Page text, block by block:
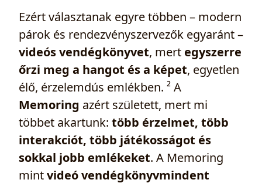
Ezért választanak egyre többen – modern
párok és rendezvényszervezők egyaránt –
videós vendégkönyvet, mert egyszerre
őrzi meg a hangot és a képet, egyetlen
élő, érzelemdús emlékben. ² A
Memoring azért született, mert mi
többet akartunk: több érzelmet, több
interakciót, több játékosságot és
sokkal jobb emlékeket. A Memoring
mintvideó vendégkönyvmindent